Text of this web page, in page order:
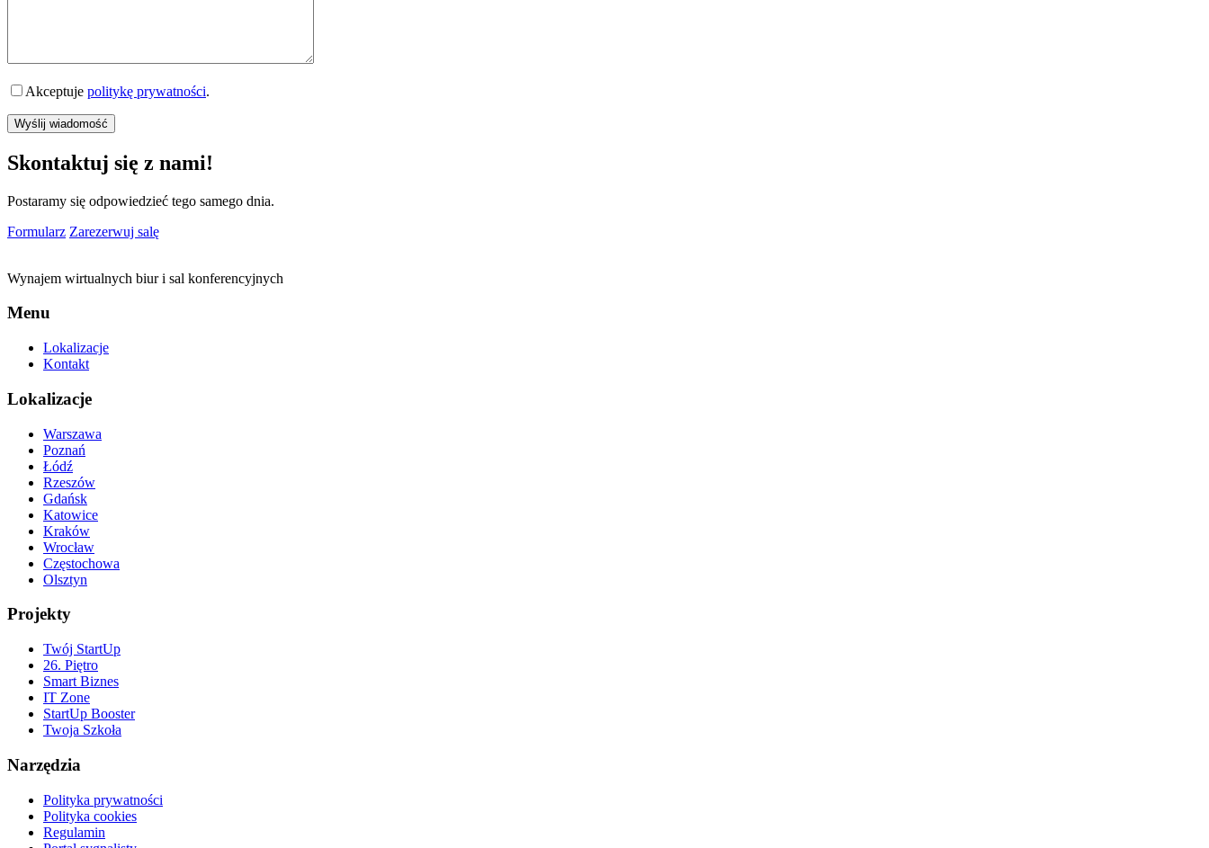
Akceptuje politykę prywatności.
Skontaktuj się z nami!
Postaramy się odpowiedzieć tego samego dnia.
Formularz Zarezerwuj salę
Wynajem wirtualnych biur i sal konferencyjnych
Menu
Lokalizacje
Kontakt
Lokalizacje
Warszawa
Poznań
Łódź
Rzeszów
Gdańsk
Katowice
Kraków
Wrocław
Częstochowa
Olsztyn
Projekty
Twój StartUp
26. Piętro
Smart Biznes
IT Zone
StartUp Booster
Twoja Szkoła
Narzędzia
Polityka prywatności
Polityka cookies
Regulamin